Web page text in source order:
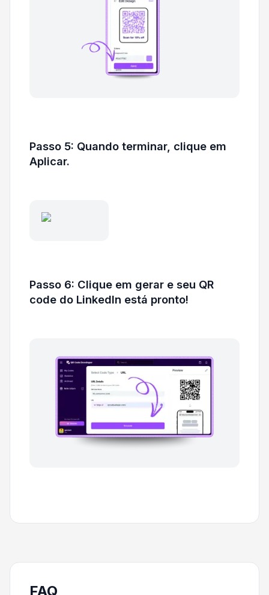
Passo 5: Quando terminar, clique em
Aplicar.
Passo 6: Clique em gerar e seu QR
code do LinkedIn está pronto!
FAQ